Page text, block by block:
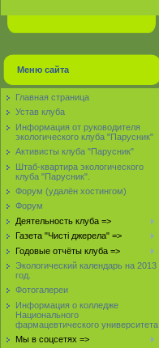
Меню сайта
Главная страница
Устав клуба
Информация от руководителя
экологического клуба "Парусник"
Активисты клуба "Парусник"
Штаб-квартира экологического
клуба "Парусник".
Форум (удалён хостингом)
Форум
Деятельность клуба =>
Газета "Чисті джерела" =>
Годовые отчёты клуба =>
Экологический календарь на 2013
год.
Фотогалереи
Информация о колледже
Национального
фармацевтического университета
Мы в соцсетях =>